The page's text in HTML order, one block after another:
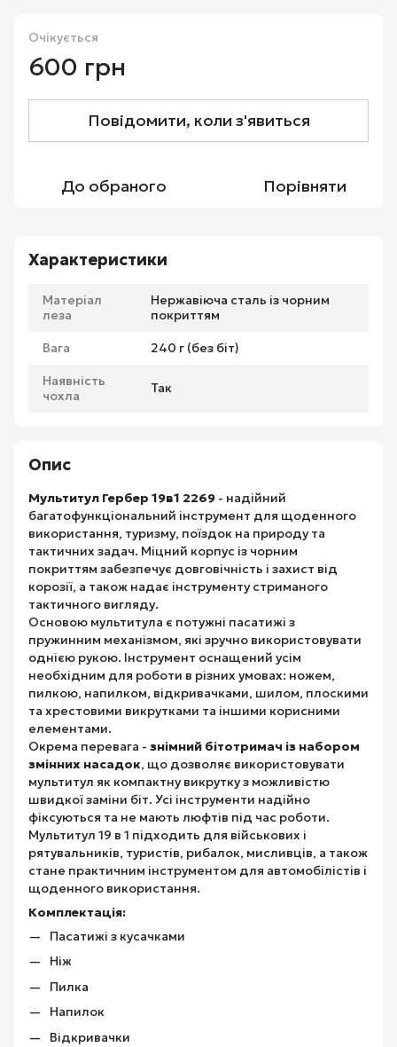
Очікується
600 грн
Повідомити, коли з'явиться
До обраного Порівняти
Характеристики
Матеріал
леза
Нержавіюча сталь із чорним
покриттям
Вага 240 г (без біт)
Наявність
чохла
Так
Опис
Мультитул Гербер 19в1 2269 - надійний
багатофункціональний інструмент для щоденного
використання, туризму, поїздок на природу та
тактичних задач. Міцний корпус із чорним
покриттям забезпечує довговічність і захист від
корозії, а також надає інструменту стриманого
тактичного вигляду.
Основою мультитула є потужні пасатижі з
пружинним механізмом, які зручно використовувати
однією рукою. Інструмент оснащений усім
необхідним для роботи в різних умовах: ножем,
пилкою, напилком, відкривачками, шилом, плоскими
та хрестовими викрутками та іншими корисними
елементами.
Окрема перевага - знімний бітотримач із набором
змінних насадок, що дозволяє використовувати
мультитул як компактну викрутку з можливістю
швидкої заміни біт. Усі інструменти надійно
фіксуються та не мають люфтів під час роботи.
Мультитул 19 в 1 підходить для військових і
рятувальників, туристів, рибалок, мисливців, а також
стане практичним інструментом для автомобілістів і
щоденного використання.
Комплектація:
Пасатижі з кусачками
Ніж
Пилка
Напилок
Відкривачки